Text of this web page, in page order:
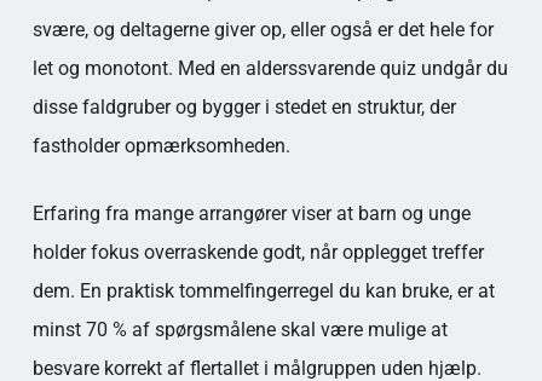
svære, og deltagerne giver op, eller også er det hele for
let og monotont. Med en alderssvarende quiz undgår du
disse faldgruber og bygger i stedet en struktur, der
fastholder opmærksomheden.
Erfaring fra mange arrangører viser at barn og unge
holder fokus overraskende godt, når opplegget treffer
dem. En praktisk tommelfingerregel du kan bruke, er at
minst 70 % af spørgsmålene skal være mulige at
besvare korrekt af flertallet i målgruppen uden hjælp.